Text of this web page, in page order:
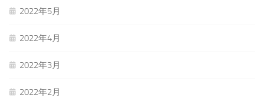
2022年5月
2022年4月
2022年3月
2022年2月